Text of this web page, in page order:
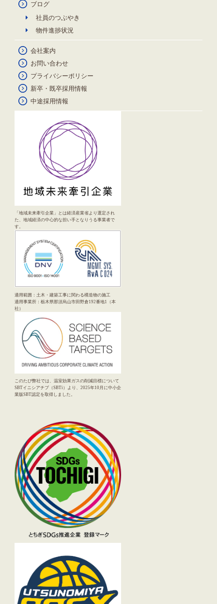
ブログ
社員のつぶやき
物件進捗状況
会社案内
お問い合わせ
プライバシーポリシー
新卒・既卒採用情報
中途採用情報
「地域未来牽引企業」とは経済産業省より選定され
た、地域経済の中心的な担い手となりうる事業者で
す。
適用範囲：土木・建築工事に関わる構造物の施工
適用事業所：栃木県那須烏山市田野倉192番地1（本
社）
このたび弊社では、温室効果ガスの削減目標について
SBTイニシアチブ（SBTi）より、2025年10月に中小企
業版SBT認定を取得しました。